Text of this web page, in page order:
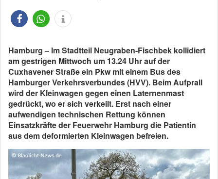
Hamburg – Im Stadtteil Neugraben-Fischbek kollidiert
am gestrigen Mittwoch um 13.24 Uhr auf der
Cuxhavener Straße ein Pkw mit einem Bus des
Hamburger Verkehrsverbundes (HVV). Beim Aufprall
wird der Kleinwagen gegen einen Laternenmast
gedrückt, wo er sich verkeilt. Erst nach einer
aufwendigen technischen Rettung können
Einsatzkräfte der Feuerwehr Hamburg die Patientin
aus dem deformierten Kleinwagen befreien.